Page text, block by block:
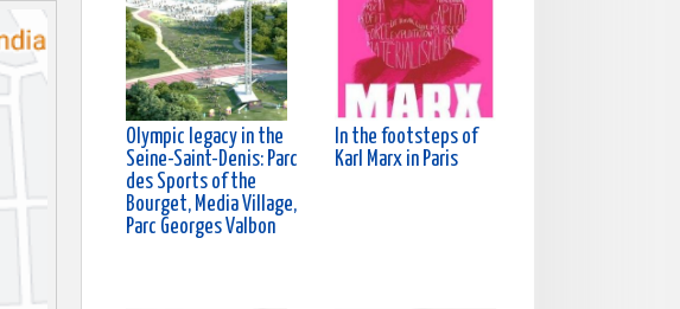
Olympic legacy in the
Seine-Saint-Denis: Parc
des Sports of the
Bourget, Media Village,
Parc Georges Valbon
In the footsteps of
Karl Marx in Paris